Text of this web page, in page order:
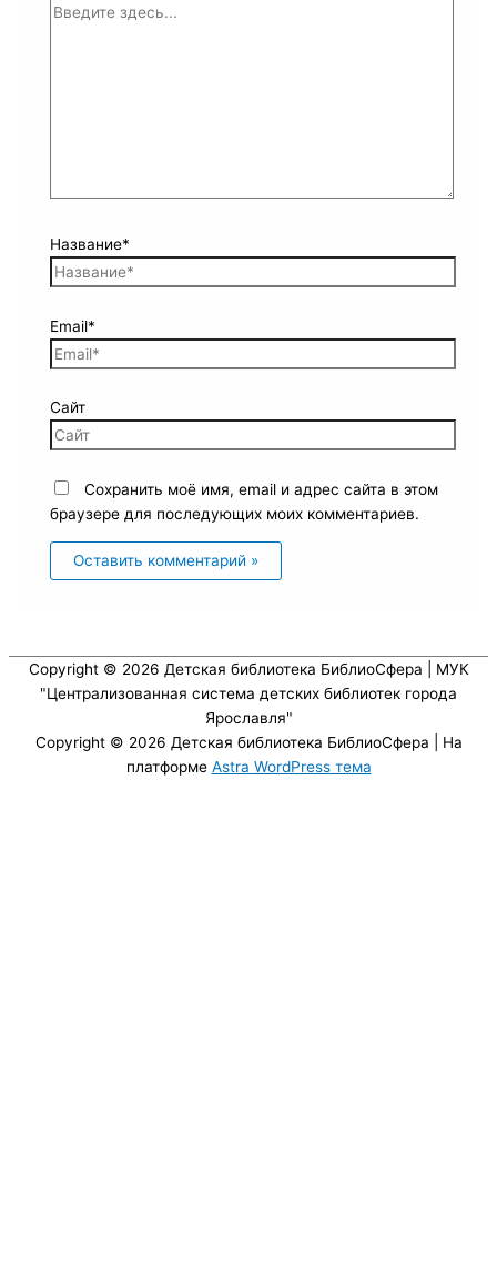
Название*
Email*
Сайт
Сохранить моё имя, email и адрес сайта в этом
браузере для последующих моих комментариев.
Copyright © 2026 Детская библиотека БиблиоСфера | МУК
"Централизованная система детских библиотек города
Ярославля"
Copyright © 2026 Детская библиотека БиблиоСфера | На
платформе Astra WordPress тема